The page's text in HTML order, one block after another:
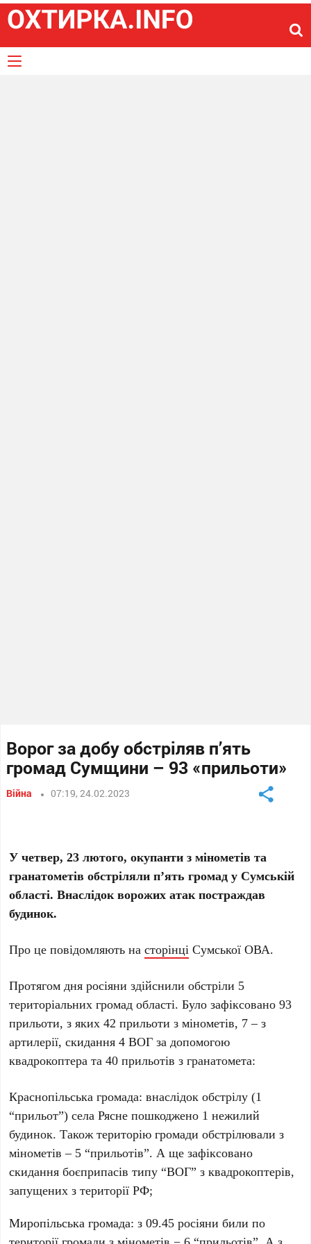
Ворог за добу обстріляв п’ять
громад Сумщини – 93 «прильоти»
Війна 07:19, 24.02.2023
У четвер, 23 лютого, окупанти з мінометів та
гранатометів обстріляли п’ять громад у Сумській
області. Внаслідок ворожих атак постраждав
будинок.
Про це повідомляють насторінці Сумської ОВА.
Протягом дня росіяни здійснили обстріли 5
територіальних громад області. Було зафіксовано 93
прильоти, з яких 42 прильоти з мінометів, 7 – з
артилерії, скидання 4 ВОГ за допомогою
квадрокоптера та 40 прильотів з гранатомета:
Краснопільська громада: внаслідок обстрілу (1
“прильот”) села Рясне пошкоджено 1 нежилий
будинок. Також територію громади обстрілювали з
мінометів – 5 “прильотів”. А ще зафіксовано
скидання боєприпасів типу “ВОГ” з квадрокоптерів,
запущених з території РФ;
Миропільська громада: з 09.45 росіяни били по